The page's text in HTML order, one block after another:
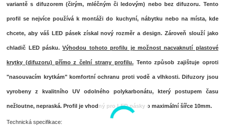
variantě s difuzorem (čirým, mléčným či ledovým) nebo bez difuzoru. Tento
profil se nejvíce používá k montáži do kuchyní, nábytku nebo na místa, kde
chcete, aby váš LED pásek získal nový rozměr a design. Zároveň slouží jako
chladič LED pásku.Výhodou tohoto profilu je možnost nacvaknutí plastové
krytky (difuzoru) přímo z čelní strany profilu.Tento způsob zajištuje oproti
"nasouvacím krytkám" komfortníochranu proti vodě a vlhkosti. Difuzory jsou
vyrobeny z kvalitního UV odolného polykarbonátu, který postupem času
nežloutne, nepraská. Profil je vhodný pro LED pásky o maximální šířce 10mm.
Technická specifikace: